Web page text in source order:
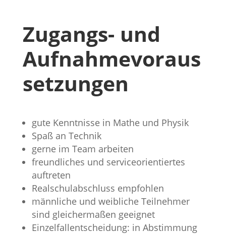
Zugangs- und
Aufnahmevoraus
setzungen
gute Kenntnisse in Mathe und Physik
Spaß an Technik
gerne im Team arbeiten
freundliches und serviceorientiertes
auftreten
Realschulabschluss empfohlen
männliche und weibliche Teilnehmer
sind gleichermaßen geeignet
Einzelfallentscheidung: in Abstimmung